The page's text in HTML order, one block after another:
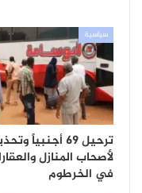
سياسية
ترحيل 69 أجنبياً
لأصحاب المنازل
في الخرطوم